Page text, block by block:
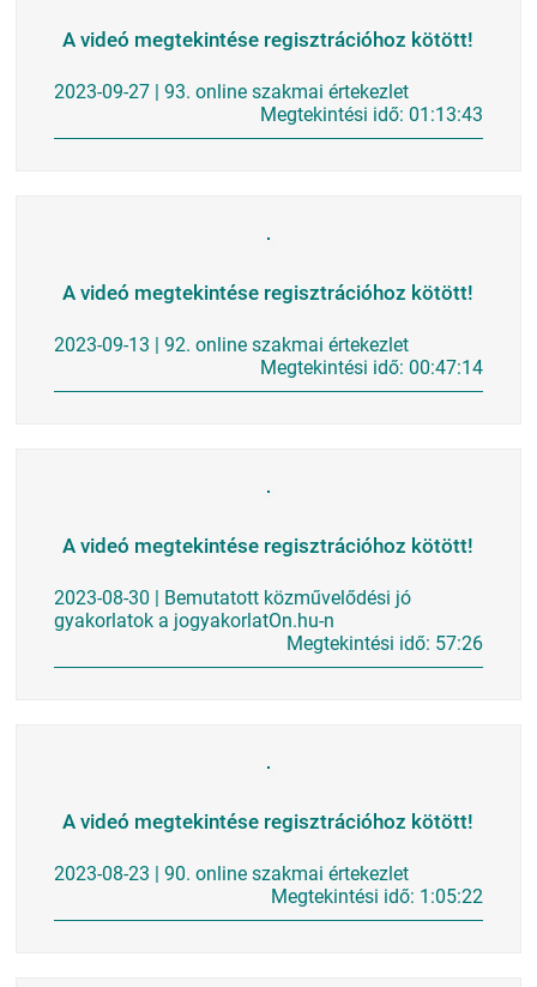
A videó megtekintése regisztrációhoz kötött!
2023-09-27 | 93. online szakmai értekezlet
Megtekintési idő: 01:13:43
A videó megtekintése regisztrációhoz kötött!
2023-09-13 | 92. online szakmai értekezlet
Megtekintési idő: 00:47:14
A videó megtekintése regisztrációhoz kötött!
2023-08-30 | Bemutatott közművelődési jó
gyakorlatok a jogyakorlatOn.hu-n
Megtekintési idő: 57:26
A videó megtekintése regisztrációhoz kötött!
2023-08-23 | 90. online szakmai értekezlet
Megtekintési idő: 1:05:22